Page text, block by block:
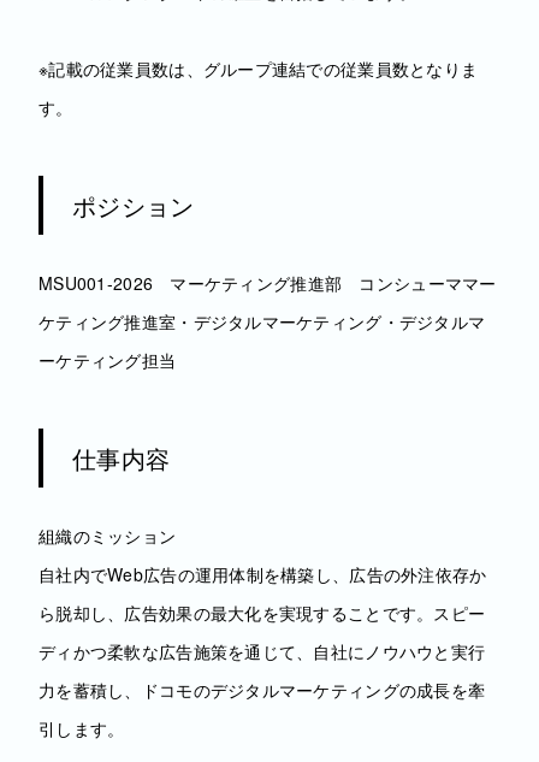
※記載の従業員数は、グループ連結での従業員数となりま
す。
ポジション
MSU001-2026 マーケティング推進部 コンシューママー
ケティング推進室・デジタルマーケティング・デジタルマ
ーケティング担当
仕事内容
組織のミッション
自社内でWeb広告の運用体制を構築し、広告の外注依存か
ら脱却し、広告効果の最大化を実現することです。スピー
ディかつ柔軟な広告施策を通じて、自社にノウハウと実行
力を蓄積し、ドコモのデジタルマーケティングの成長を牽
引します。